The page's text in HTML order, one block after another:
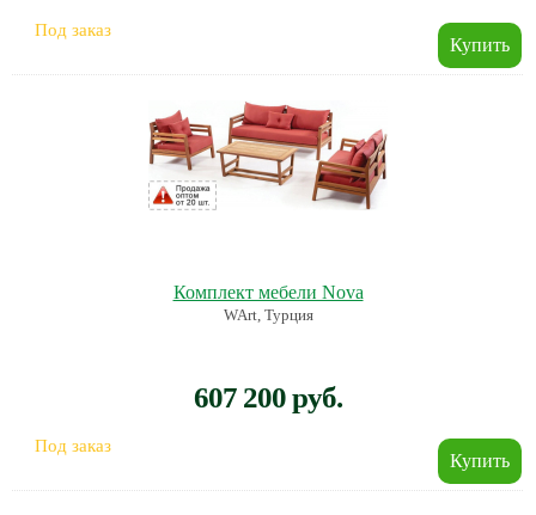
Под заказ
Комплект мебели Nova
WArt, Турция
607 200 руб.
Под заказ